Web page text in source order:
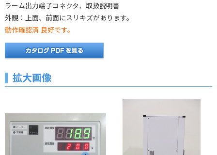
ラーム出力端子コネクタ、取扱説明書
外観：上面、前面にスリキズがあります。
動作確認済 良好です。
拡大画像